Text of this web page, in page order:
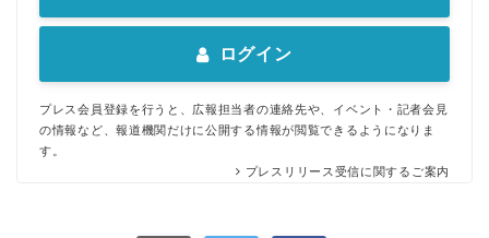
ログイン
プレス会員登録を行うと、広報担当者の連絡先や、イベント・記者会見
の情報など、報道機関だけに公開する情報が閲覧できるようになりま
す。
プレスリリース受信に関するご案内